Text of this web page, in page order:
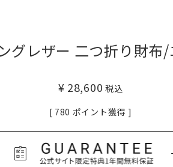
グレザー 二つ折り財布
¥ 28,600 税込
[ 780 ポイント獲得 ]